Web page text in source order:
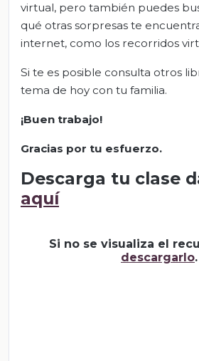
virtual, pero también puedes
qué otras sorpresas te
internet, como los recorridos
Si te es posible consulta otros
tema de hoy con tu familia.
¡Buen trabajo!
Gracias por tu esfuerzo.
Descarga tu clase
aquí
Si no se visualiza el
descargarlo.